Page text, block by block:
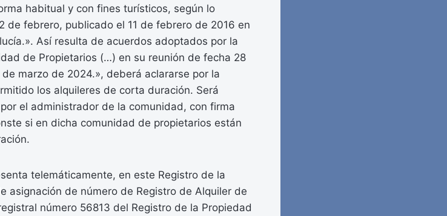
habitual y con fines turísticos, según lo
de febrero, publicado el 11 de febrero de 2016 en
Así resulta de acuerdos adoptados por la
de Propietarios (…) en su reunión de fecha 28
marzo de 2024.», deberá aclararse por la
los alquileres de corta duración. Será
el administrador de la comunidad, con firma
si en dicha comunidad de propietarios están
telemáticamente, en este Registro de la
asignación de número de Registro de Alquiler de
número 56813 del Registro de la Propiedad